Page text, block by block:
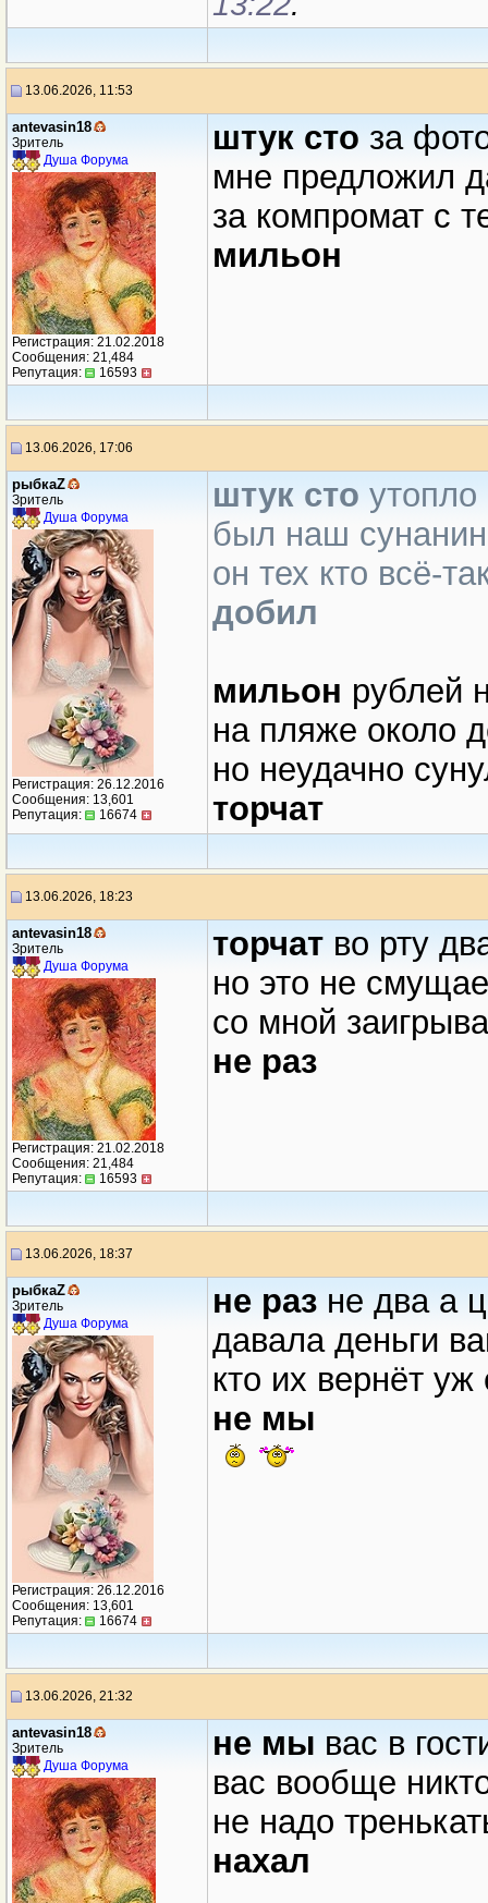
13.06.2026, 11:53
antevasin18
Зритель
Душа Форума
Регистрация: 21.02.2018
Сообщения: 21,484
Репутация:
16593
штук сто за
мне предложил
за компромат с
мильон
13.06.2026, 17:06
рыбкаZ
Зритель
Душа Форума
Регистрация: 26.12.2016
Сообщения: 13,601
Репутация:
16674
штук сто
был наш
он тех кто всё-
добил
мильон рублей
на пляже около
но неудачно
торчат
13.06.2026, 18:23
antevasin18
Зритель
Душа Форума
Регистрация: 21.02.2018
Сообщения: 21,484
Репутация:
16593
торчат во рту
но это не
со мной
не раз
13.06.2026, 18:37
рыбкаZ
Зритель
Душа Форума
Регистрация: 26.12.2016
Сообщения: 13,601
Репутация:
16674
не раз не два а
давала деньги
кто их вернёт уж
не мы
13.06.2026, 21:32
antevasin18
Зритель
Душа Форума
не мы вас в
вас вообще
не надо
нахал